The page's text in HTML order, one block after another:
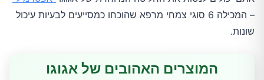
– המכילה 6 סוגי צמחי מרפא שהוכחו כמסייעים לבעיות עיכול
שונות.
המוצרים האהובים של אגוגו